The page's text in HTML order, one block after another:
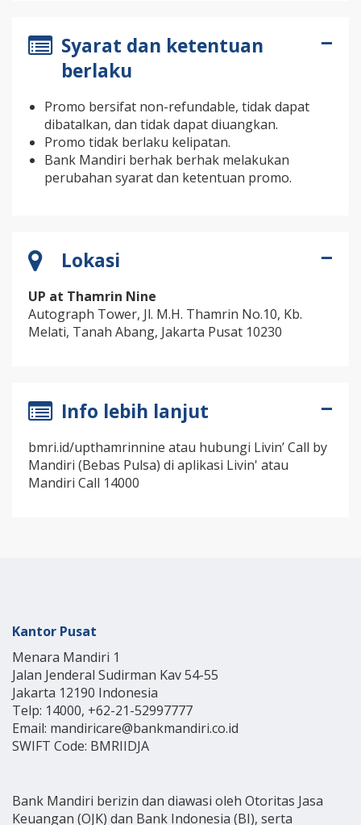
Syarat dan ketentuan
berlaku
Promo bersifat non-refundable, tidak dapat
dibatalkan, dan tidak dapat diuangkan.
Promo tidak berlaku kelipatan.
Bank Mandiri berhak berhak melakukan
perubahan syarat dan ketentuan promo.
Lokasi
UP at Thamrin Nine
Autograph Tower, Jl. M.H. Thamrin No.10, Kb.
Melati, Tanah Abang, Jakarta Pusat 10230
Info lebih lanjut
bmri.id/upthamrinnine atau hubungi Livin’ Call by
Mandiri (Bebas Pulsa) di aplikasi Livin' atau
Mandiri Call 14000
Kantor Pusat
Menara Mandiri 1
Jalan Jenderal Sudirman Kav 54-55
Jakarta 12190 Indonesia
Telp: 14000, +62-21-52997777
Email: mandiricare@bankmandiri.co.id
SWIFT Code: BMRIIDJA
Bank Mandiri berizin dan diawasi oleh Otoritas Jasa
Keuangan (OJK) dan Bank Indonesia (BI), serta